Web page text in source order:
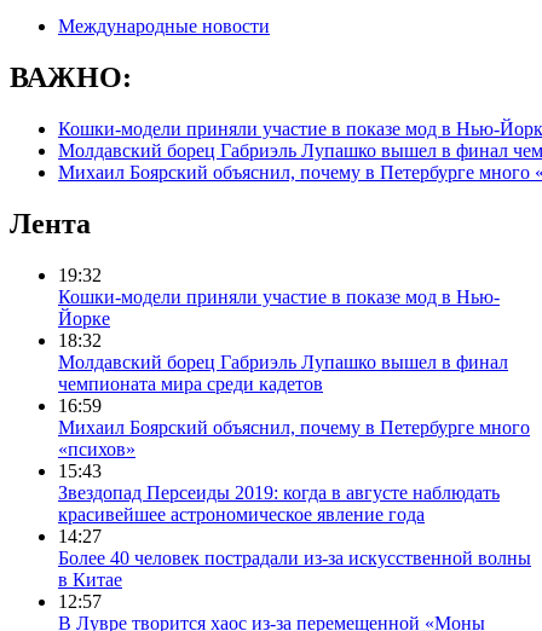
Международные новости
ВАЖНО:
Кошки-модели приняли участие в показе мод в Нью-
Молдавский борец Габриэль Лупашко вышел в финал
Михаил Боярский объяснил, почему в Петербурге много
Лента
19:32
Кошки-модели приняли участие в показе мод в Нью-
Йорке
18:32
Молдавский борец Габриэль Лупашко вышел в финал
чемпионата мира среди кадетов
16:59
Михаил Боярский объяснил, почему в Петербурге много
«психов»
15:43
Звездопад Персеиды 2019: когда в августе наблюдать
красивейшее астрономическое явление года
14:27
Более 40 человек пострадали из-за искусственной волны
в Китае
12:57
В Лувре творится хаос из-за перемещенной «Моны